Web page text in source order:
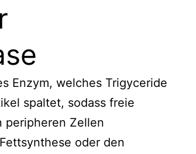
Enzym, welches Trigyceride
spaltet, sodass freie
peripheren Zellen
oder den